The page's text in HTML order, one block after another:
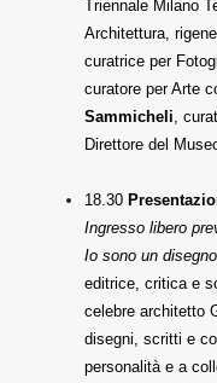
Triennale Milano
Architettura,
curatrice per
curatore per Arte
Sammicheli ,
Direttore del
18.30
Ingresso libero
Io sono un disegno
editrice, critica e
celebre architetto
disegni, scritti e
personalità e a